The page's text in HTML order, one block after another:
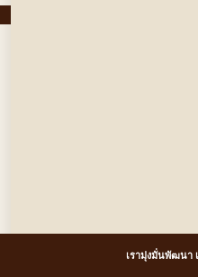
เรามุ่งมั่นพัฒนา